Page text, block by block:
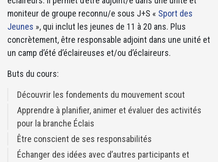
moniteur de groupe reconnu/e sous J+S « Sport des
Jeunes », qui inclut les jeunes de 11 à 20 ans. Plus
concrètement, être responsable adjoint dans une unité et
un camp d’été d’éclaireuses et/ou d’éclaireurs.
Buts du cours:
Découvrir les fondements du mouvement scout
Apprendre à planifier, animer et évaluer des activités
pour la branche Éclais
Être conscient de ses responsabilités
Échanger des idées avec d’autres participants et